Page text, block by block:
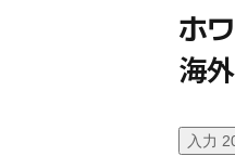
ホ
海
入力